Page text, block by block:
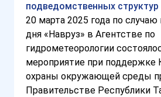
подведомственных структур
20 марта 2025 года по
дня «Навруз» в Агентстве по
гидрометеорологии
мероприятие при поддержке
охраны окружающей среды
Правительстве Республики